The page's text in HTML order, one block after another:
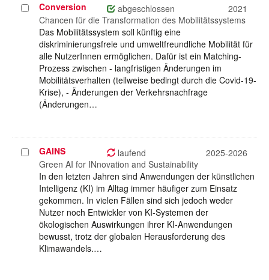
Projekt
auswählen
Conversion abgeschlossen
2021
Chancen für die Transformation des Mobilitätssystems
Das Mobilitätssystem soll künftig eine
diskriminierungsfreie und umweltfreundliche Mobilität für
alle NutzerInnen ermöglichen. Dafür ist ein Matching-
Prozess zwischen - langfristigen Änderungen im
Mobilitätsverhalten (teilweise bedingt durch die Covid-19-
Krise), - Änderungen der Verkehrsnachfrage
(Änderungen…
Projekt
auswählen
GAINS laufend
2025-2026
Green AI for INnovation and Sustainability
In den letzten Jahren sind Anwendungen der künstlichen
Intelligenz (KI) im Alltag immer häufiger zum Einsatz
gekommen. In vielen Fällen sind sich jedoch weder
Nutzer noch Entwickler von KI-Systemen der
ökologischen Auswirkungen ihrer KI-Anwendungen
bewusst, trotz der globalen Herausforderung des
Klimawandels.…